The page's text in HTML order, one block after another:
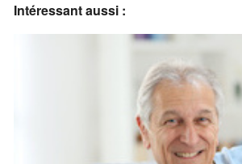
Intéressant aussi :